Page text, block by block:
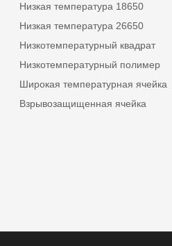
Низкая температура 18650
Низкая температура 26650
Низкотемпературный квадрат
Низкотемпературный полимер
Широкая температурная ячейка
Взрывозащищенная ячейка